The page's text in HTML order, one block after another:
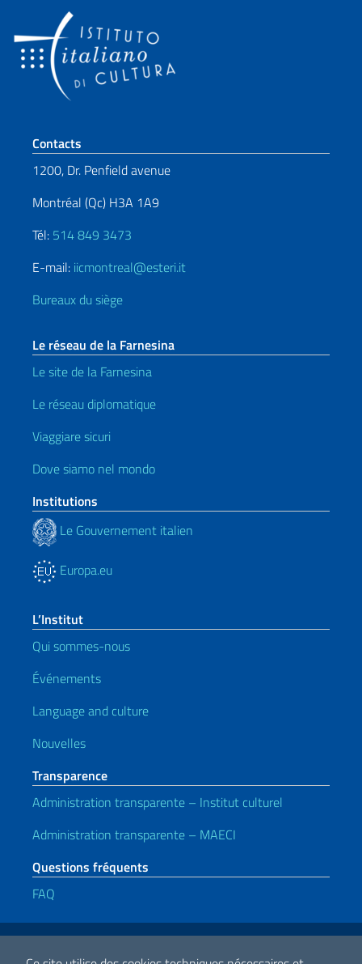
Section de pied de page
Contacts
1200, Dr. Penfield avenue
Montréal (Qc) H3A 1A9
Tél: 514 849 3473
E-mail: iicmontreal@esteri.it
Bureaux du siège
Le réseau de la Farnesina
Le site de la Farnesina
Le réseau diplomatique
Viaggiare sicuri
Dove siamo nel mondo
Institutions
Le Gouvernement italien
Europa.eu
L’Institut
Qui sommes-nous
Événements
Language and culture
Nouvelles
Transparence
Administration transparente – Institut culturel
Administration transparente – MAECI
Questions fréquents
FAQ
Liens utiles